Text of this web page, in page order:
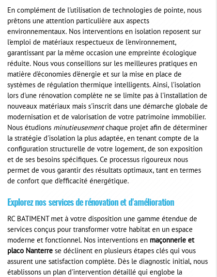
En complément de l'utilisation de technologies de pointe, nous
prêtons une attention particulière aux aspects
environnementaux. Nos interventions en isolation reposent sur
l'emploi de matériaux respectueux de l'environnement,
garantissant par la même occasion une empreinte écologique
réduite. Nous vous conseillons sur les meilleures pratiques en
matière d'économies d'énergie et sur la mise en place de
systèmes de régulation thermique intelligents. Ainsi, l'isolation
lors d'une rénovation complète ne se limite pas à l'installation de
nouveaux matériaux mais s'inscrit dans une démarche globale de
modernisation et de valorisation de votre patrimoine immobilier.
Nous étudions minutieusementchaque projet afin de déterminer
la stratégie d'isolation la plus adaptée, en tenant compte de la
configuration structurelle de votre logement, de son exposition
et de ses besoins spécifiques. Ce processus rigoureux nous
permet de vous garantir des résultats optimaux, tant en termes
de confort que d'efficacité énergétique.
Explorez nos services de rénovation et d'amélioration
RC BATIMENT met à votre disposition une gamme étendue de
services conçus pour transformer votre habitat en un espace
moderne et fonctionnel. Nos interventions en maçonnerie et
placo Nanterre se déclinent en plusieurs étapes clés qui vous
assurent une satisfaction complète. Dès le diagnostic initial, nous
établissons un plan d'intervention détaillé qui englobe la